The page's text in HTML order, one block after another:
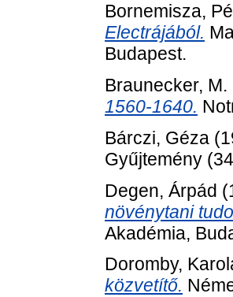
Bornemisza,
Electrájából.
Budapest.
Braunecker, M.
1560-1640.
Bárczi, Géza
Gyűjtemény
Degen, Árpád
növénytani
Akadémia,
Doromby,
közvetítő.